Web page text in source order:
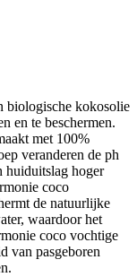
biologische kokosolie
en te beschermen.
met 100%
veranderen de ph
huiduitslag hoger
coco
de natuurlijke
waardoor het
coco vochtige
van pasgeboren